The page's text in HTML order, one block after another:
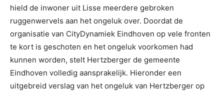
hield de inwoner uit Lisse meerdere gebroken
ruggenwervels aan het ongeluk over. Doordat de
organisatie van CityDynamiek Eindhoven op vele fronten
te kort is geschoten en het ongeluk voorkomen had
kunnen worden, stelt Hertzberger de gemeente
Eindhoven volledig aansprakelijk. Hieronder een
uitgebreid verslag van het ongeluk van Hertzberger op